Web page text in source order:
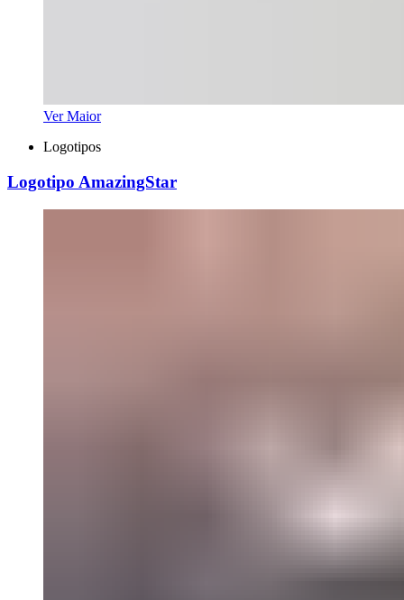
Ver Maior
Logotipos
Logotipo AmazingStar